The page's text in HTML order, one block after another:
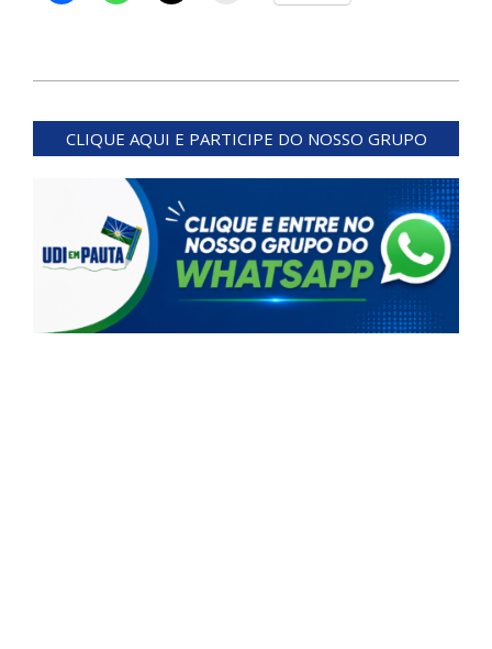
05-
CLIQUE AQUI E PARTICIPE DO NOSSO GRUPO